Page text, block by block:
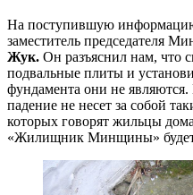
На поступившую
заместитель председателя
Жук. Он разъяснил нам, что
подвальные плиты и
фундамента они не
падение не несет за собой
которых говорят жильцы
«Жилищник Минщины» будет